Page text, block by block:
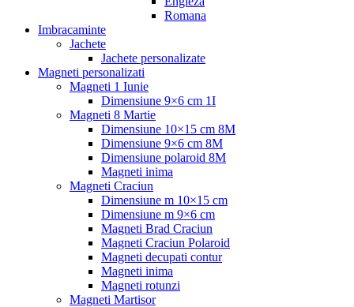
Romana
Imbracaminte
Jachete
Jachete personalizate
Magneti personalizati
Magneti 1 Iunie
Dimensiune 9×6 cm 1I
Magneti 8 Martie
Dimensiune 10×15 cm 8M
Dimensiune 9×6 cm 8M
Dimensiune polaroid 8M
Magneti inima
Magneti Craciun
Dimensiune m 10×15 cm
Dimensiune m 9×6 cm
Magneti Brad Craciun
Magneti Craciun Polaroid
Magneti decupati contur
Magneti inima
Magneti rotunzi
Magneti Martisor